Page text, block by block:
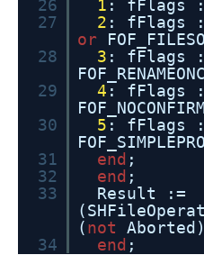
26 1 : fFlags :=
27
2 : fFlags :=
or
28
3 : fFlags
29
4 : fFlags
30
5 : fFlags
31
end ;
32
end ;
33
Result :=
(not
34
end ;